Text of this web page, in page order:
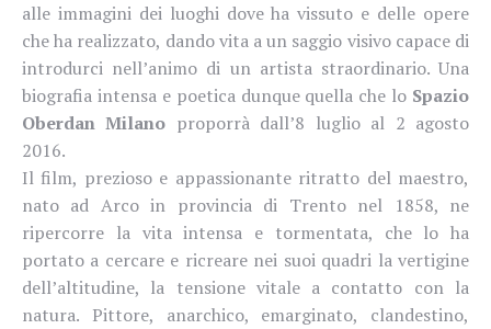
alle immagini dei luoghi dove ha vissuto e delle opere
che ha realizzato, dando vita a un saggio visivo capace di
introdurci nell’animo di un artista straordinario. Una
biografia intensa e poetica dunque quella che lo Spazio
Oberdan Milano proporrà dall’8 luglio al 2 agosto
2016.
Il film, prezioso e appassionante ritratto del maestro,
nato ad Arco in provincia di Trento nel 1858, ne
ripercorre la vita intensa e tormentata, che lo ha
portato a cercare e ricreare nei suoi quadri la vertigine
dell’altitudine, la tensione vitale a contatto con la
natura. Pittore, anarchico, emarginato, clandestino,